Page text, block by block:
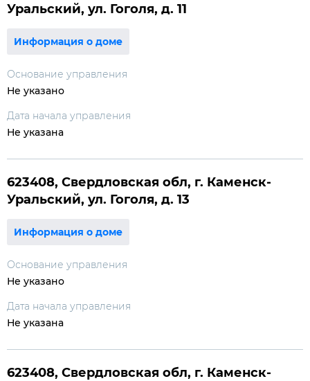
Уральский, ул. Гоголя, д. 11
Информация о доме
Основание управления
Не указано
Дата начала управления
Не указана
623408, Свердловская обл, г. Каменск-
Уральский, ул. Гоголя, д. 13
Информация о доме
Основание управления
Не указано
Дата начала управления
Не указана
623408, Свердловская обл, г. Каменск-